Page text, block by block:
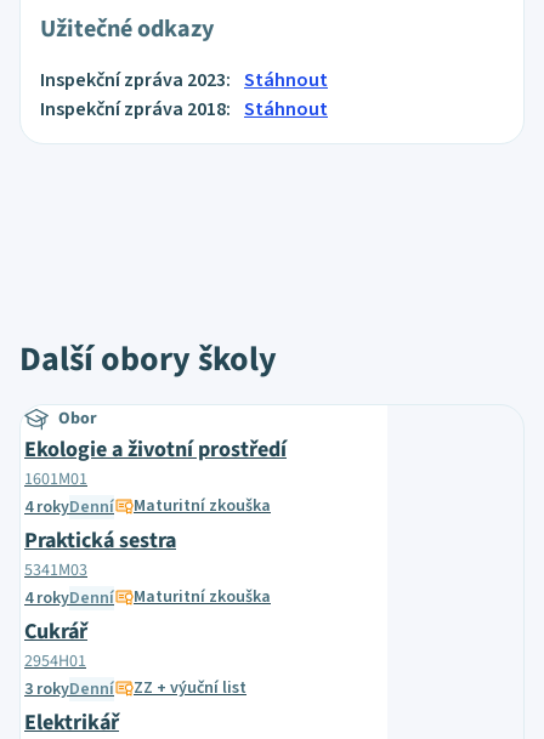
Užitečné odkazy
Inspekční zpráva 2023: Stáhnout
Inspekční zpráva 2018: Stáhnout
Další obory školy
Obor
Ekologie a životní prostředí
1601M01
4 rokyDenní Maturitní zkouška
Praktická sestra
5341M03
4 rokyDenní Maturitní zkouška
Cukrář
2954H01
3 rokyDenní ZZ + výuční list
Elektrikář